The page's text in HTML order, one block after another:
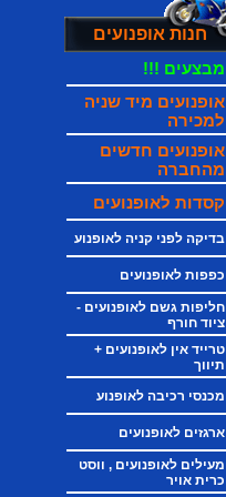
חנות אופנועים
מבצעים !!!
אופנועים מיד שניה
למכירה
אופנועים חדשים
מהחברה
קסדות לאופנועים
בדיקה לפני קניה לאופנוע
כפפות לאופנועים
חליפות גשם לאופנועים -
ציוד חורף
טרייד אין לאופנועים +
תיווך
מכנסי רכיבה לאופנוע
ארגזים לאופנועים
מעילים לאופנועים , ווסט
כרית אויר